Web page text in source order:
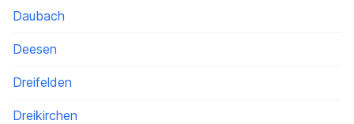
Daubach
Deesen
Dreifelden
Dreikirchen